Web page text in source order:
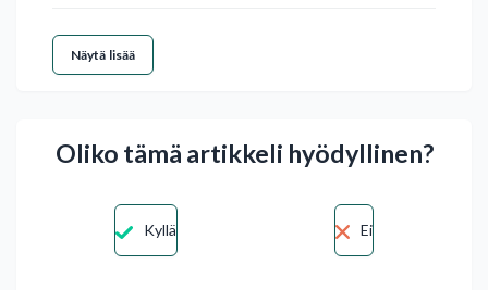
Näytä lisää
Oliko tämä artikkeli hyödyllinen?
Kyllä Ei